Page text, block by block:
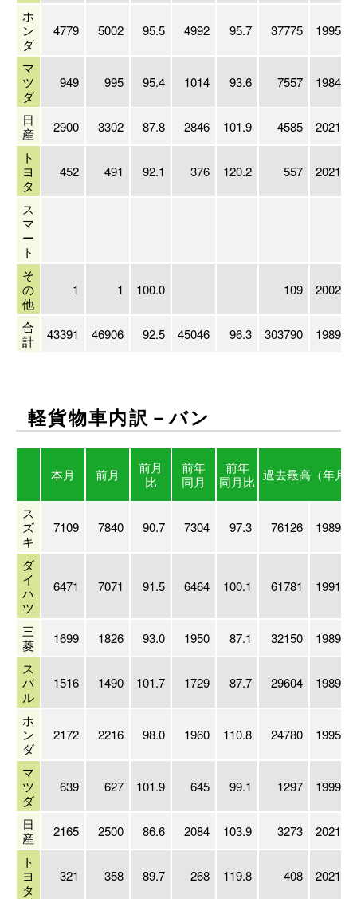
ホ
ン
ダ
4779 5002 95.5 4992 95.7 37775 1995/03
マ
ツ
ダ
949 995 95.4 1014 93.6 7557 1984/03
日
産
2900 3302 87.8 2846 101.9 4585
2021/03
ト
ヨ
タ
452 491 92.1 376 120.2 557 2021/03
ス
マ
ー
ト
そ
の
他
1 1 100.0 109 2002/07
合
計
43391 46906 92.5 45046 96.3 303790 1989/03
軽貨物車内訳－バン
本月 前月
前月
比
前年
同月
前年
同月比 過去最高 （年月
ス
ズ
キ
7109 7840 90.7 7304 97.3 76126 1989/03
ダ
イ
ハ
ツ
6471 7071 91.5 6464 100.1 61781 1991/03
三
菱
1699 1826 93.0 1950 87.1 32150
1989/03
ス
バ
ル
1516 1490 101.7 1729 87.7 29604 1989/03
ホ
ン
ダ
2172 2216 98.0 1960 110.8 24780 1995/03
マ
ツ
ダ
639 627 101.9 645 99.1 1297 1999/03
日
産
2165 2500 86.6 2084 103.9 3273
2021/03
ト
ヨ
タ
321 358 89.7 268 119.8 408 2021/03